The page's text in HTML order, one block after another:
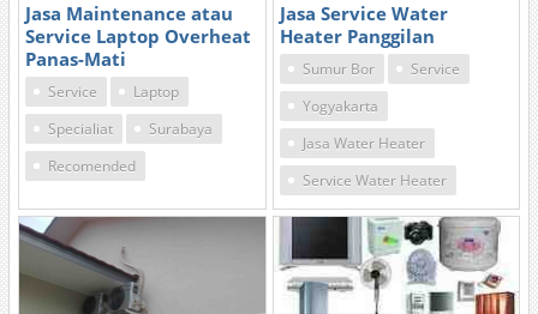
Jasa Maintenance atau
Service Laptop Overheat
Panas-Mati
Service
Laptop
Specialiat
Surabaya
Recomended
Jasa Service Water
Heater Panggilan
Sumur Bor
Service
Yogyakarta
Jasa Water Heater
Service Water Heater